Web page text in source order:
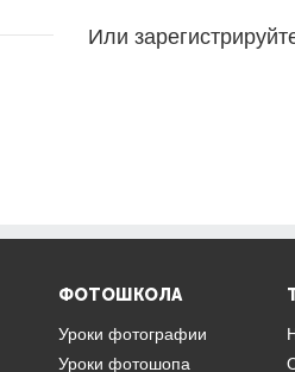
Или
ФОТОШКОЛА
Уроки фотографии
Уроки фотошопа